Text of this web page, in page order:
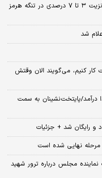
رویترز: ایران و عمان برای تعیین تعرفه ترانزیت ۳ تا ۷ درصدی در تنگه هرمز
شد
کار کنیم، می‌گویند الان وقتش
پایتخت‌نشینان به سمت
رایگان شد + جزئیات
مرحله نهایی شده است
مجلس درباره ترور شهید